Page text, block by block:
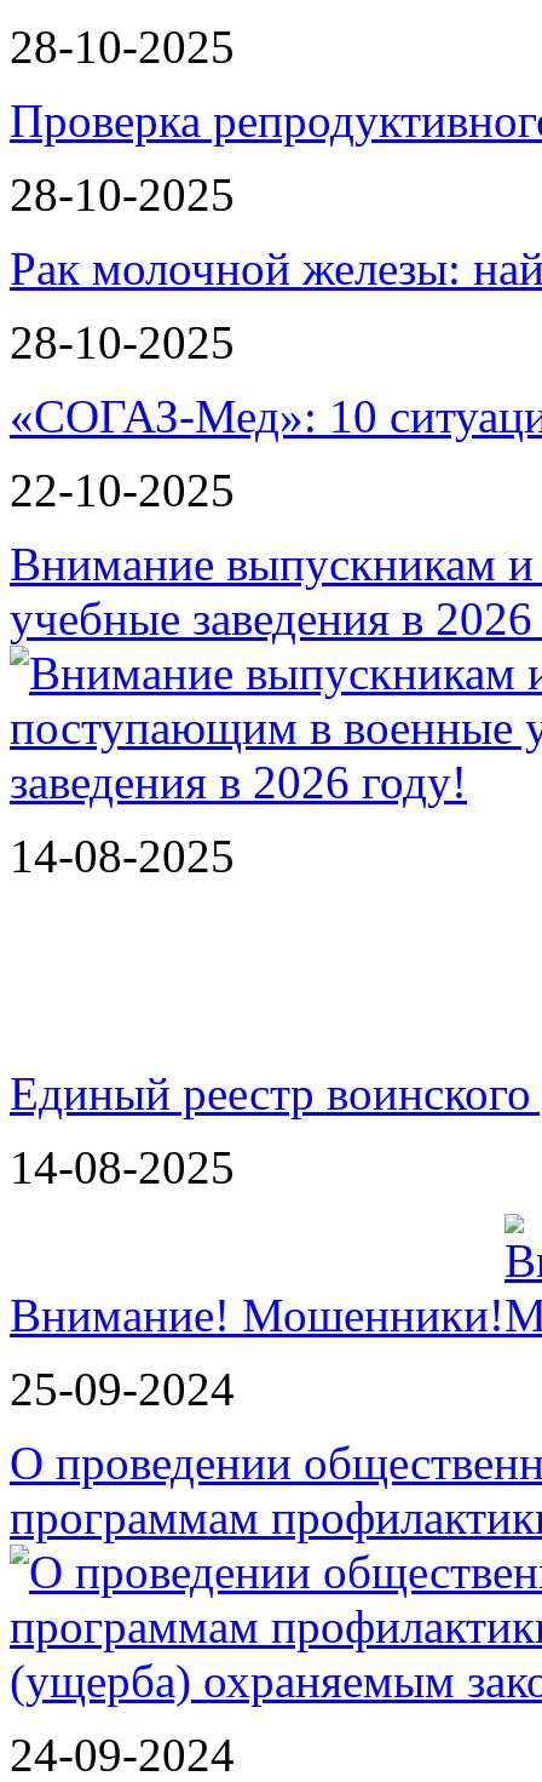
28-10-2025
Проверка
28-10-2025
Рак молочной железы:
28-10-2025
«СОГАЗ-Мед»: 10
22-10-2025
Внимание выпускникам
учебные заведения в
14-08-2025
Единый реестр воинского
14-08-2025
Внимание! Мошенники!
25-09-2024
О проведении
программам
24-09-2024